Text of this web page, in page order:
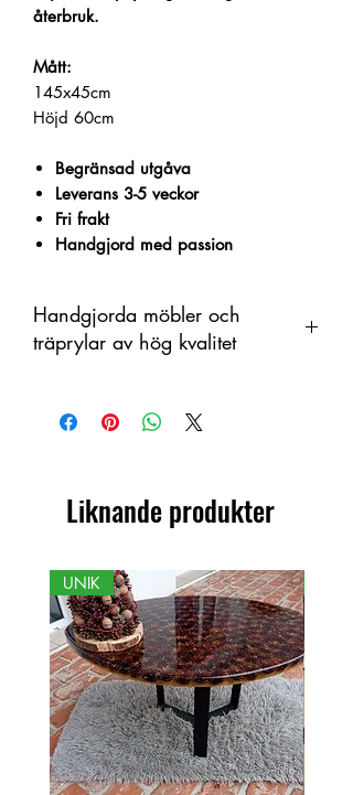
återbruk.
Mått:
145x45cm
Höjd 60cm
Begränsad utgåva
Leverans 3-5 veckor
Fri frakt
Handgjord med passion
Handgjorda möbler och
träprylar av hög kvalitet
som ett organiskt material med
färgskiftningar. Därför kan skillnader
Liknande produkter
UNIK